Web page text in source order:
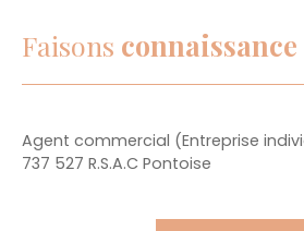
Faisons connaissance
Agent commercial (Entreprise
737 527 R.S.A.C Pontoise